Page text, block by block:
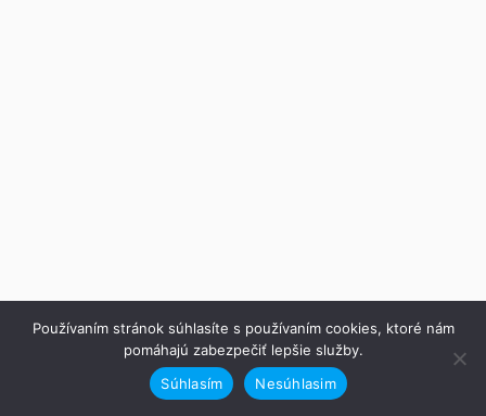
Používaním stránok súhlasíte s používaním cookies, ktoré nám
pomáhajú zabezpečiť lepšie služby.
Súhlasím
Nesúhlasim